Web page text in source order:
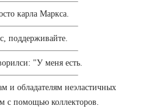
карла Маркса.
поддерживайте.
"У меня есть.
и обладателям неэластичных
с помощью коллекторов.